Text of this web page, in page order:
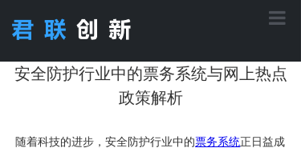
首页
安全防护行业中的票务系统与网上热点
政策解析
随着科技的进步，安全防护行业中的票务系统正日益成